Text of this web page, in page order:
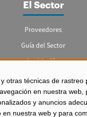
otras técnicas de rastreo
en nuestra web,
y anuncios
en nuestra web y para
El Sector
Proveedores
Guía del Sector
Legislación
Empleo